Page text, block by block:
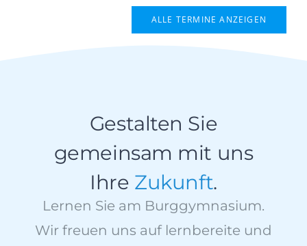
ALLE TERMINE ANZEIGEN
Gestalten Sie
gemeinsam mit uns
Ihre Zukunft.
Lernen Sie am Burggymnasium.
Wir freuen uns auf lernbereite und